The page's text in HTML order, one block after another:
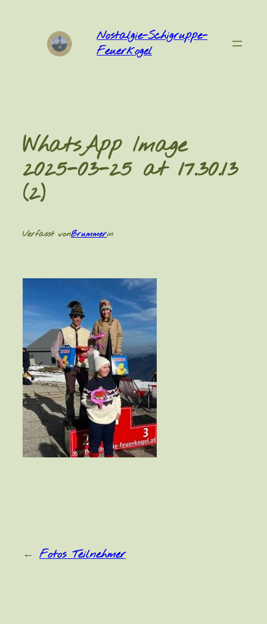
Nostalgie-Schigruppe-
Feuerkogel
WhatsApp Image
2025-03-25 at 17.30.13
(2)
Verfasst vonBrummerin
← Fotos Teilnehmer